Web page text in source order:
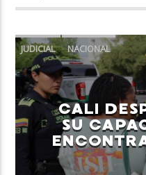
JUDICIAL NACIONAL
CALI
SU